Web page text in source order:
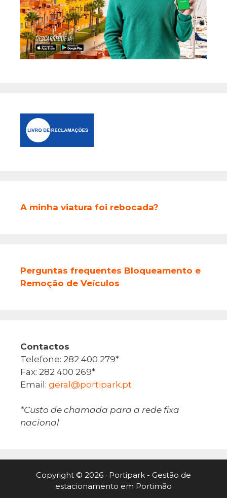
A minha viatura foi rebocada?
Perguntas frequentes Bloqueamento e
Remoção de Veículos
Contactos
Telefone: 282 400 279*
Fax: 282 400 269*
Email: geral@portipark.pt
*Custo de chamada para a rede fixa
nacional
Copyright © 2026 · Portipark - Gestão de
estacionamento em Portimão